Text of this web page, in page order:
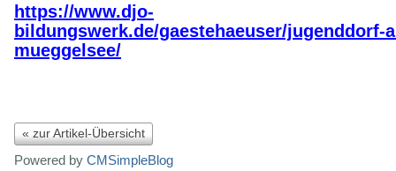
https://www.djo-
bildungswerk.de/gaestehaeuser/jugenddorf-
mueggelsee/
« zur Artikel-Übersicht
Powered by CMSimpleBlog